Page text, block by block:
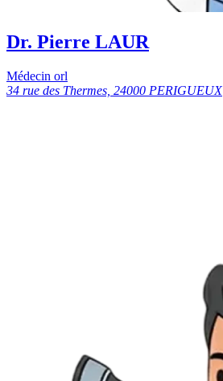
Dr. Pierre LAUR
Médecin orl
34 rue des Thermes, 24000 PERIGUEUX